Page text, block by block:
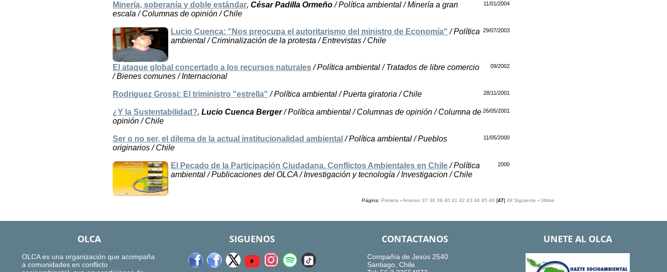
Minería, soberanía y doble estándar,César Padilla Ormeño/ Política ambiental / Minería a gran
escala / Columnas de opinión / Chile
11/01/2004
Lucio Cuenca: "Nos preocupa el autoritarismo del ministro de Economía" / Política
ambiental / Criminalización de la protesta / Entrevistas / Chile
29/07/2003
El ataque global concertado a los recursos naturales/ Política ambiental / Tratados de libre comercio
/ Bienes comunes / Internacional
09/2002
Rodriguez Grossi: El triministro "estrella" / Política ambiental / Puerta giratoria / Chile 28/11/2001
¿Y la Sustentabilidad?,Lucio Cuenca Berger/ Política ambiental / Columnas de opinión / Columna de
opinión / Chile
26/05/2001
Ser o no ser, el dilema de la actual institucionalidad ambiental / Política ambiental / Pueblos
originarios / Chile
11/05/2000
El Pecado de la Participación Ciudadana. Conflictos Ambientales en Chile/ Política
ambiental / Publicaciones del OLCA / Investigación y tecnología / Investigacion / Chile
2000
Página: Primera-Anterior 37 38 39 40 41 42 43 44 45 46 [47] 48 Siguiente - Ultima
OLCA
OLCA es una organización que acompaña
a comunidades en conflicto
SIGUENOS CONTACTANOS
Compañía de Jesús 2540
Santiago, Chile.
UNETE AL OLCA